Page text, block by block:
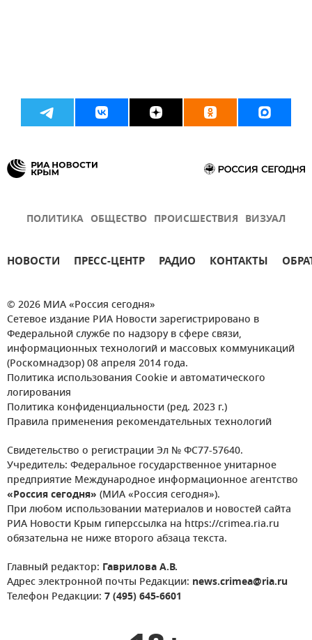
ПОЛИТИКА ОБЩЕСТВО ПРОИСШЕСТВИЯ ВИЗУАЛ
НОВОСТИ ПРЕСС-ЦЕНТР РАДИО КОНТАКТЫ
© 2026 МИА «Россия сегодня»
Сетевое издание РИА Новости зарегистрировано в
Федеральной службе по надзору в сфере связи,
информационных технологий и массовых коммуникаций
(Роскомнадзор) 08 апреля 2014 года.
Политика использования Cookie и автоматического
логирования
Политика конфиденциальности (ред. 2023 г.)
Правила применения рекомендательных технологий
Свидетельство о регистрации Эл № ФС77-57640.
Учредитель: Федеральное государственное унитарное
предприятие Международное информационное агентство
«Россия сегодня» (МИА «Россия сегодня»).
При любом использовании материалов и новостей сайта
РИА Новости Крым гиперссылка на https://crimea.ria.ru
обязательна не ниже второго абзаца текста.
Главный редактор: Гаврилова А.В.
Адрес электронной почты Редакции: news.crimea@ria.ru
Телефон Редакции: 7 (495) 645-6601